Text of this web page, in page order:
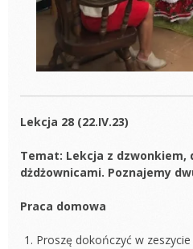
Lekcja 28 (22.IV.23)
Temat: Lekcja z dzwonkiem,
dżdżownicami. Poznajemy
Praca domowa
Proszę dokończyć w